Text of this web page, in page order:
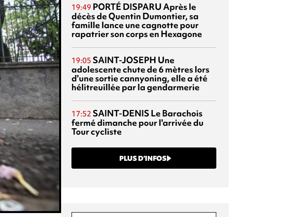
19:49 PORTÉ DISPARUAprès le
décès de Quentin Dumontier, sa
famille lance une cagnotte pour
rapatrier son corps en Hexagone
19:05 SAINT-JOSEPH Une
adolescente chute de 6 mètres lors
d'une sortie cannyoning, elle a été
hélitreuillée par la gendarmerie
17:52 SAINT-DENIS Le Barachois
fermé dimanche pour l'arrivée du
Tour cycliste
PLUS D’INFOS